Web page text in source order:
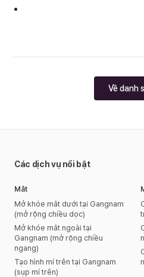
Về danh
Các dịch vụ nổi bật
Mắt
Mở khóe mắt dưới tại Gangnam
(mở rộng chiều dọc)
Mở khóe mắt ngoài tại
Gangnam (mở rộng chiều
ngang)
Tạo hình mí trên tại Gangnam
(sụp mí trên)